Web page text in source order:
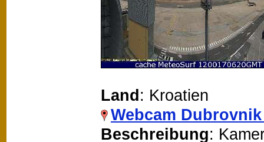
Land: Kroatien
Webcam
Beschreibung: